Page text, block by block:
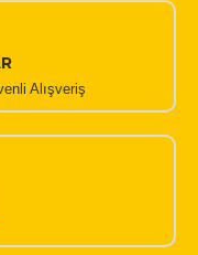
Alışveriş